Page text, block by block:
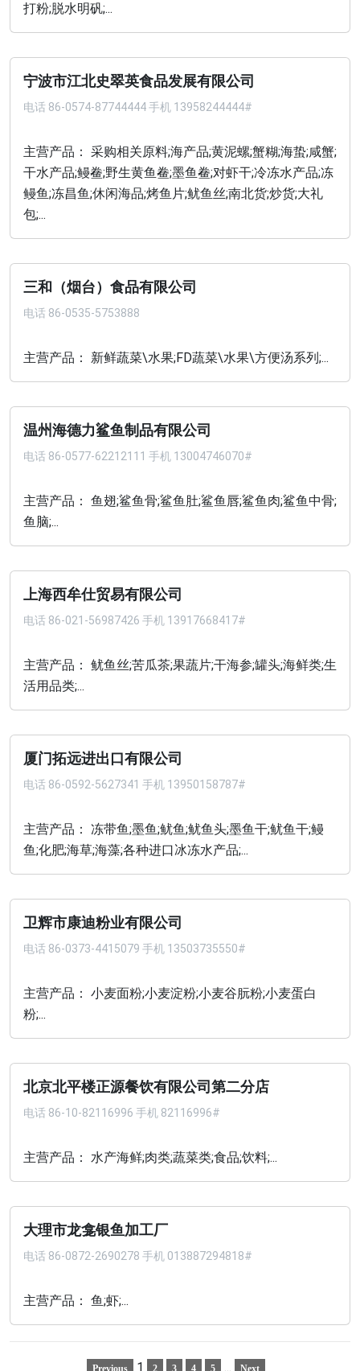
打粉;脱水明矾;...
宁波市江北史翠英食品发展有限公司
电话 86-0574-87744444 手机 13958244444#
主营产品： 采购相关原料;海产品;黄泥螺;蟹糊;海蛰;咸蟹;
干水产品;鳗鲞;野生黄鱼鲞;墨鱼鲞;对虾干;冷冻水产品;冻
鳗鱼;冻昌鱼;休闲海品;烤鱼片;鱿鱼丝;南北货;炒货;大礼
包;...
三和（烟台）食品有限公司
电话 86-0535-5753888
主营产品： 新鲜蔬菜\水果;FD蔬菜\水果\方便汤系列;...
温州海德力鲨鱼制品有限公司
电话 86-0577-62212111 手机 13004746070#
主营产品： 鱼翅;鲨鱼骨;鲨鱼肚;鲨鱼唇;鲨鱼肉;鲨鱼中骨;
鱼脑;...
上海西牟仕贸易有限公司
电话 86-021-56987426 手机 13917668417#
主营产品： 鱿鱼丝;苦瓜茶;果蔬片;干海参;罐头;海鲜类;生
活用品类;...
厦门拓远进出口有限公司
电话 86-0592-5627341 手机 13950158787#
主营产品： 冻带鱼;墨鱼;鱿鱼;鱿鱼头;墨鱼干;鱿鱼干;鳗
鱼;化肥;海草;海藻;各种进口冰冻水产品;...
卫辉市康迪粉业有限公司
电话 86-0373-4415079 手机 13503735550#
主营产品： 小麦面粉;小麦淀粉;小麦谷朊粉;小麦蛋白
粉;...
北京北平楼正源餐饮有限公司第二分店
电话 86-10-82116996 手机 82116996#
主营产品： 水产海鲜;肉类;蔬菜类;食品;饮料;...
大理市龙龛银鱼加工厂
电话 86-0872-2690278 手机 013887294818#
主营产品： 鱼;虾;...
Previous 1 2 3 4 5 ... Next